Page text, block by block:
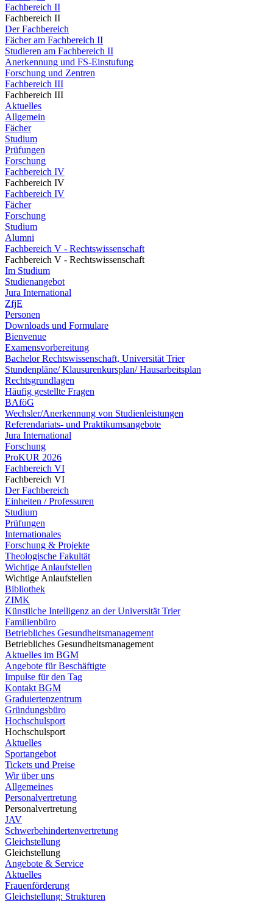
Fachbereich II
Fachbereich II
Der Fachbereich
Fächer am Fachbereich II
Studieren am Fachbereich II
Anerkennung und FS-Einstufung
Forschung und Zentren
Fachbereich III
Fachbereich III
Aktuelles
Allgemein
Fächer
Studium
Prüfungen
Forschung
Fachbereich IV
Fachbereich IV
Fachbereich IV
Fächer
Forschung
Studium
Alumni
Fachbereich V - Rechtswissenschaft
Fachbereich V - Rechtswissenschaft
Im Studium
Studienangebot
Jura International
ZfjE
Personen
Downloads und Formulare
Bienvenue
Examensvorbereitung
Bachelor Rechtswissenschaft, Universität Trier
Stundenpläne/ Klausurenkursplan/ Hausarbeitsplan
Rechtsgrundlagen
Häufig gestellte Fragen
BAföG
Wechsler/Anerkennung von Studienleistungen
Referendariats- und Praktikumsangebote
Jura International
Forschung
ProKUR 2026
Fachbereich VI
Fachbereich VI
Der Fachbereich
Einheiten / Professuren
Studium
Prüfungen
Internationales
Forschung & Projekte
Theologische Fakultät
Wichtige Anlaufstellen
Wichtige Anlaufstellen
Bibliothek
ZIMK
Künstliche Intelligenz an der Universität Trier
Familienbüro
Betriebliches Gesundheitsmanagement
Betriebliches Gesundheitsmanagement
Aktuelles im BGM
Angebote für Beschäftigte
Impulse für den Tag
Kontakt BGM
Graduiertenzentrum
Gründungsbüro
Hochschulsport
Hochschulsport
Aktuelles
Sportangebot
Tickets und Preise
Wir über uns
Allgemeines
Personalvertretung
Personalvertretung
JAV
Schwerbehindertenvertretung
Gleichstellung
Gleichstellung
Angebote & Service
Aktuelles
Frauenförderung
Gleichstellung: Strukturen